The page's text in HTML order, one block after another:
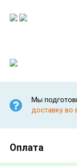
Мы
доставку во
Оплата